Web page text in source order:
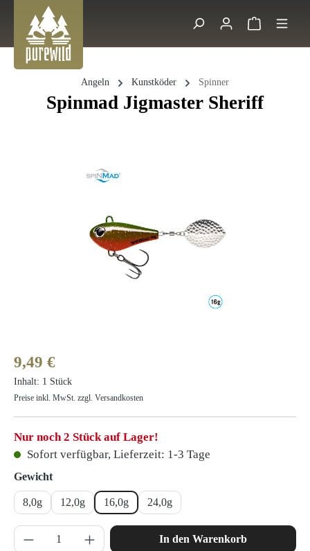
Zum Hauptinhalt springen
Suche
Angeln Kunstköder Spinner
Spinmad Jigmaster Sheriff
Regulärer Preis:
9,49 €
Inhalt: 1 Stück
Preise inkl. MwSt. zzgl. Versandkosten
Nur noch 2 Stück auf Lager!
Sofort verfügbar, Lieferzeit: 1-3 Tage
Gewichtauswählen
8,0g 12,0g 16,0g 24,0g
Produkt Anzahl: Gib den gewünschten Wert
In den Warenkorb